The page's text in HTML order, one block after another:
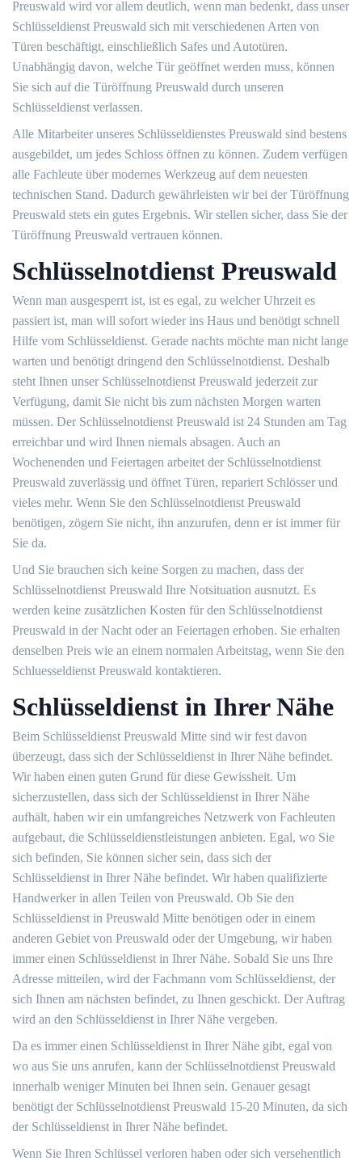
Preuswald wird vor allem deutlich, wenn man bedenkt, dass unser
Schlüsseldienst Preuswald sich mit verschiedenen Arten von
Türen beschäftigt, einschließlich Safes und Autotüren.
Unabhängig davon, welche Tür geöffnet werden muss, können
Sie sich auf die Türöffnung Preuswald durch unseren
Schlüsseldienst verlassen.
Alle Mitarbeiter unseres Schlüsseldienstes Preuswald sind bestens
ausgebildet, um jedes Schloss öffnen zu können. Zudem verfügen
alle Fachleute über modernes Werkzeug auf dem neuesten
technischen Stand. Dadurch gewährleisten wir bei der Türöffnung
Preuswald stets ein gutes Ergebnis. Wir stellen sicher, dass Sie der
Türöffnung Preuswald vertrauen können.
Schlüsselnotdienst Preuswald
Wenn man ausgesperrt ist, ist es egal, zu welcher Uhrzeit es
passiert ist, man will sofort wieder ins Haus und benötigt schnell
Hilfe vom Schlüsseldienst. Gerade nachts möchte man nicht lange
warten und benötigt dringend den Schlüsselnotdienst. Deshalb
steht Ihnen unser Schlüsselnotdienst Preuswald jederzeit zur
Verfügung, damit Sie nicht bis zum nächsten Morgen warten
müssen. Der Schlüsselnotdienst Preuswald ist 24 Stunden am Tag
erreichbar und wird Ihnen niemals absagen. Auch an
Wochenenden und Feiertagen arbeitet der Schlüsselnotdienst
Preuswald zuverlässig und öffnet Türen, repariert Schlösser und
vieles mehr. Wenn Sie den Schlüsselnotdienst Preuswald
benötigen, zögern Sie nicht, ihn anzurufen, denn er ist immer für
Sie da.
Und Sie brauchen sich keine Sorgen zu machen, dass der
Schlüsselnotdienst Preuswald Ihre Notsituation ausnutzt. Es
werden keine zusätzlichen Kosten für den Schlüsselnotdienst
Preuswald in der Nacht oder an Feiertagen erhoben. Sie erhalten
denselben Preis wie an einem normalen Arbeitstag, wenn Sie den
Schluesseldienst Preuswald kontaktieren.
Schlüsseldienst in Ihrer Nähe
Beim Schlüsseldienst Preuswald Mitte sind wir fest davon
überzeugt, dass sich der Schlüsseldienst in Ihrer Nähe befindet.
Wir haben einen guten Grund für diese Gewissheit. Um
sicherzustellen, dass sich der Schlüsseldienst in Ihrer Nähe
aufhält, haben wir ein umfangreiches Netzwerk von Fachleuten
aufgebaut, die Schlüsseldienstleistungen anbieten. Egal, wo Sie
sich befinden, Sie können sicher sein, dass sich der
Schlüsseldienst in Ihrer Nähe befindet. Wir haben qualifizierte
Handwerker in allen Teilen von Preuswald. Ob Sie den
Schlüsseldienst in Preuswald Mitte benötigen oder in einem
anderen Gebiet von Preuswald oder der Umgebung, wir haben
immer einen Schlüsseldienst in Ihrer Nähe. Sobald Sie uns Ihre
Adresse mitteilen, wird der Fachmann vom Schlüsseldienst, der
sich Ihnen am nächsten befindet, zu Ihnen geschickt. Der Auftrag
wird an den Schlüsseldienst in Ihrer Nähe vergeben.
Da es immer einen Schlüsseldienst in Ihrer Nähe gibt, egal von
wo aus Sie uns anrufen, kann der Schlüsselnotdienst Preuswald
innerhalb weniger Minuten bei Ihnen sein. Genauer gesagt
benötigt der Schlüsselnotdienst Preuswald 15-20 Minuten, da sich
der Schlüsseldienst in Ihrer Nähe befindet.
Wenn Sie Ihren Schlüssel verloren haben oder sich versehentlich